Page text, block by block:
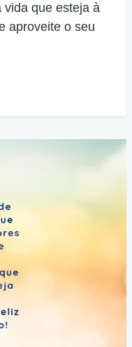
vida que esteja à
aproveite o seu